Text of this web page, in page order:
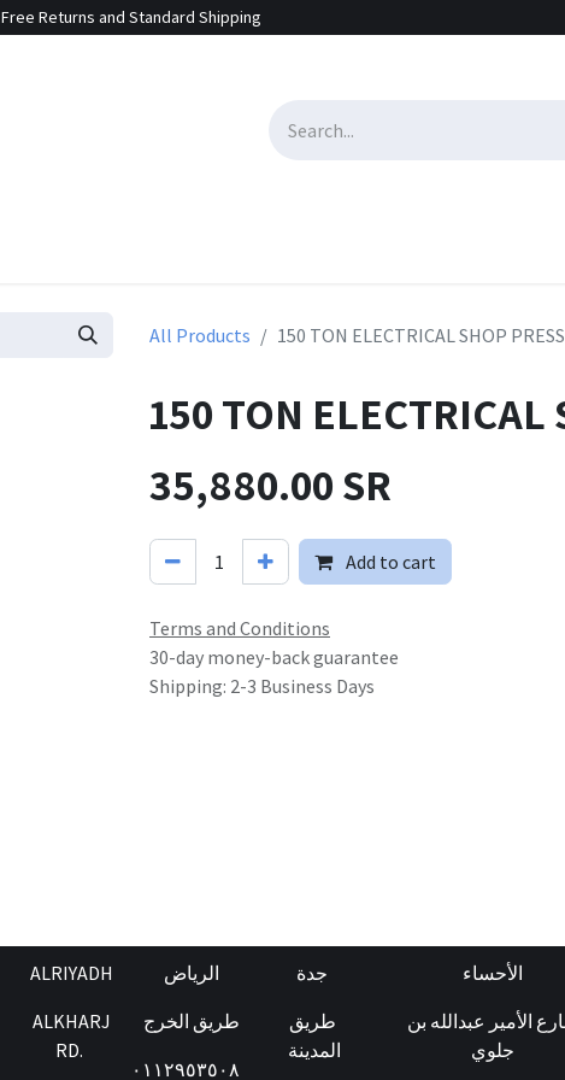
Free Returns and Standard Shipping
All Products 150 TON ELECTRICAL SHOP PRESS
150 TON ELECTRICAL
35,880.00SR
Add to cart
Terms and Conditions
30-day money-back guarantee
Shipping: 2-3 Business Days
الأحساء
الأمير عبدالله بن
جلوي
جدة
طريق
المدينة
الرياض
طريق الخرج
٠١١٢٩٥٣٥٠٨
ALRIYADH
ALKHARJ
RD.